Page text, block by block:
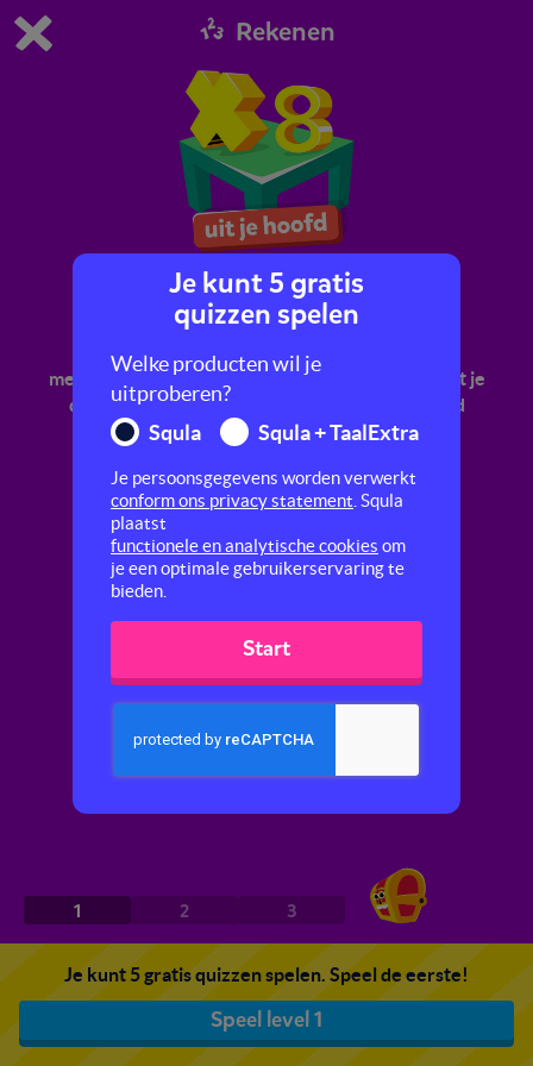
Dit is de gratis demo van Squla.
Bestel nu
Rekenen
Tafel van 8
Oefen met het verder automatiseren en
memoriseren van de tafel van 8. Dat betekent dat je
de sommen snel kunt uitrekenen of uit je hoofd
kent.
1 2 3
Je kunt 5 gratis quizzen spelen. Speel de eerste!
Speel level 1
Je kunt 5 gratis
quizzen spelen
Welke producten wil je
uitproberen?
Squla
Squla + TaalExtra
Je persoonsgegevens worden verwerkt
conform ons privacy statement . Squla
plaatst
functionele en analytische cookies om
je een optimale gebruikerservaring te
bieden.
Start